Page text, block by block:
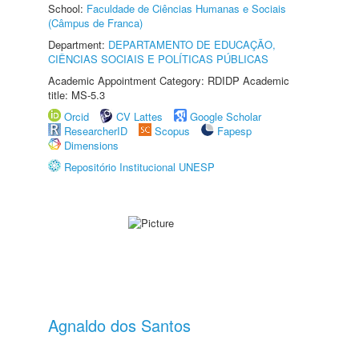
School: Faculdade de Ciências Humanas e Sociais
(Câmpus de Franca)
Department: DEPARTAMENTO DE EDUCAÇÃO,
CIÊNCIAS SOCIAIS E POLÍTICAS PÚBLICAS
Academic Appointment Category: RDIDP Academic
title: MS-5.3
Orcid
CV Lattes
Google Scholar
ResearcherID
Scopus
Fapesp
Dimensions
Repositório Institucional UNESP
Agnaldo dos Santos